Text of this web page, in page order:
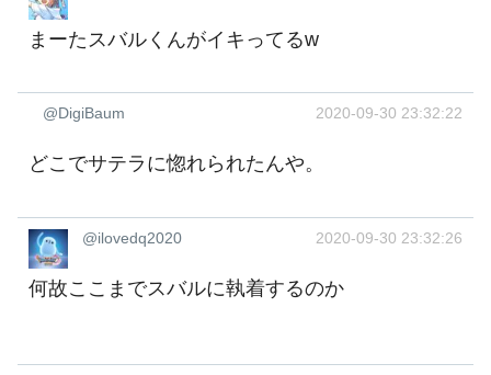
まーたスバルくんがイキってるw
@DigiBaum 2020-09-30 23:32:22
どこでサテラに惚れられたんや。
@ilovedq2020 2020-09-30 23:32:26
何故ここまでスバルに執着するのか